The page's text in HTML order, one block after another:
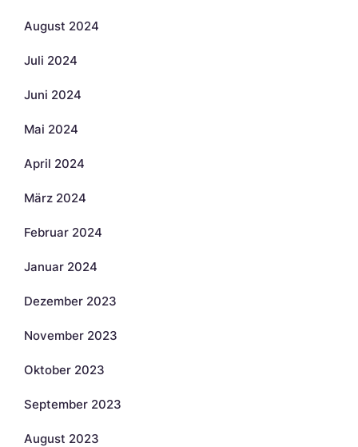
August 2024
Juli 2024
Juni 2024
Mai 2024
April 2024
März 2024
Februar 2024
Januar 2024
Dezember 2023
November 2023
Oktober 2023
September 2023
August 2023